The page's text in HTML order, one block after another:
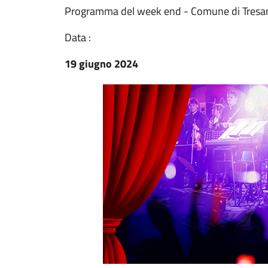
Programma del week end - Comune di
Data :
19 giugno 2024